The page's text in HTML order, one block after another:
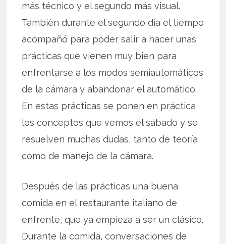
más técnico y el segundo más visual.
También durante el segundo día el tiempo
acompañó para poder salir a hacer unas
prácticas que vienen muy bien para
enfrentarse a los modos semiautomáticos
de la cámara y abandonar el automático.
En estas prácticas se ponen en práctica
los conceptos que vemos el sábado y se
resuelven muchas dudas, tanto de teoría
como de manejo de la cámara.
Después de las prácticas una buena
comida en el restaurante italiano de
enfrente, que ya empieza a ser un clásico.
Durante la comida, conversaciones de